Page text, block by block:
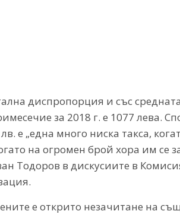
диспропорция и със
за 2018 г. е 1077 лева.
е „една много ниска такса,
на огромен брой хора им се
Тодоров в дискусиите в
е открито незачитане на